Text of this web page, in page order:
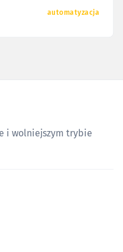
automatyzacja
i wolniejszym trybie